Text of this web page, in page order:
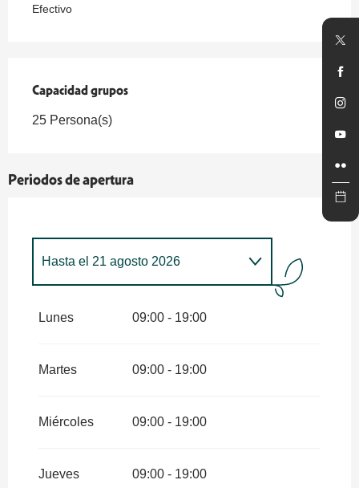
Efectivo
Capacidad grupos
Capacidad grupos
25 Persona(s)
Periodos de apertura
Hasta el 21 agosto 2026
Lunes 09:00 - 19:00
Martes 09:00 - 19:00
Miércoles 09:00 - 19:00
Jueves 09:00 - 19:00